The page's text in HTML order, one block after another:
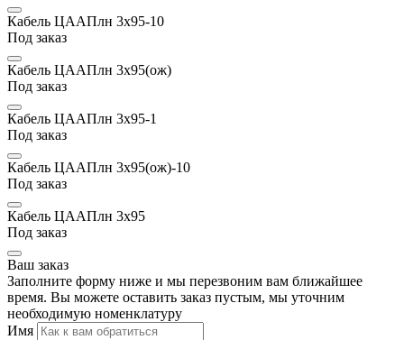
Кабель ЦААПлн 3х95-10
Под заказ
Кабель ЦААПлн 3х95(ож)
Под заказ
Кабель ЦААПлн 3х95-1
Под заказ
Кабель ЦААПлн 3х95(ож)-10
Под заказ
Кабель ЦААПлн 3х95
Под заказ
Ваш заказ
Заполните форму ниже и мы перезвоним вам ближайшее
время. Вы можете оставить заказ пустым, мы уточним
необходимую номенклатуру
Имя